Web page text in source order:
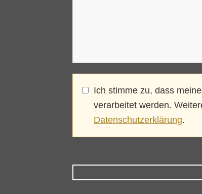
Ich stimme zu, dass
verarbeitet werden.
Datenschutzerklärung.